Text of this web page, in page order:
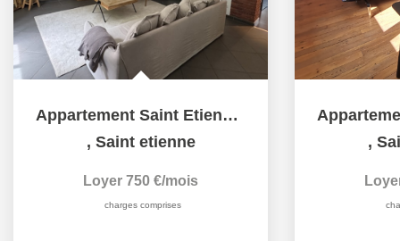
Appartement Saint Etienne 3 pièce(s) 75.06 m2
, Saint etienne
Loyer 750 €/mois
charges comprises
,